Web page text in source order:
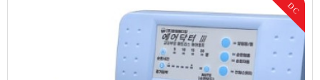
DC